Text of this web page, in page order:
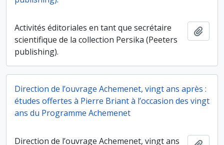
Activités éditoriales en tant que secrétaire
scientifique de la collection Persika (Peeters
publishing).
Direction de l’ouvrage Achemenet, vingt ans après :
études offertes à Pierre Briant à l’occasion des vingt
ans du Programme Achemenet
Direction de l’ouvrage Achemenet, vingt ans